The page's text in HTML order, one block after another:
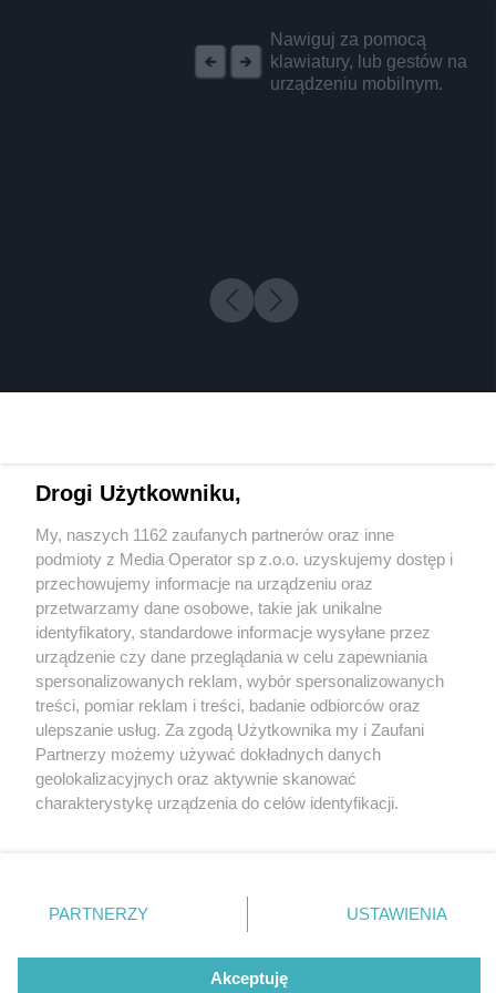
Nawiguj za pomocą
klawiatury, lub gestów na
urządzeniu mobilnym.
1 / 0
Wydawca mediów lokalnych
Nie zapomnij
zapoznać się z:
polityką prywatności regulamin korzystania z portali
Twojemiasto
Piekary Śląskie
Chorzów
Tarnowskie Góry
Gliwice
Skontakuj sięz nami
Kontakt
Wydawca
Redakcja
Drogi Użytkowniku,
My, naszych 1162 zaufanych partnerów oraz inne
podmioty z Media Operator sp z.o.o. uzyskujemy dostęp i
przechowujemy informacje na urządzeniu oraz
przetwarzamy dane osobowe, takie jak unikalne
identyfikatory, standardowe informacje wysyłane przez
urządzenie czy dane przeglądania w celu zapewniania
spersonalizowanych reklam, wybór spersonalizowanych
treści, pomiar reklam i treści, badanie odbiorców oraz
ulepszanie usług. Za zgodą Użytkownika my i Zaufani
Partnerzy możemy używać dokładnych danych
geolokalizacyjnych oraz aktywnie skanować
charakterystykę urządzenia do celów identyfikacji.
zmienić/wycofać klikając przycisk ustawień prywatności
znajdujący się w lewym dolnym rogu strony
rodzaje przetwarzania danych nie wymagają zgody
użytkownika, ale masz prawo sprzeciwić się takiemu
PARTNERZY USTAWIENIA
Akceptuję